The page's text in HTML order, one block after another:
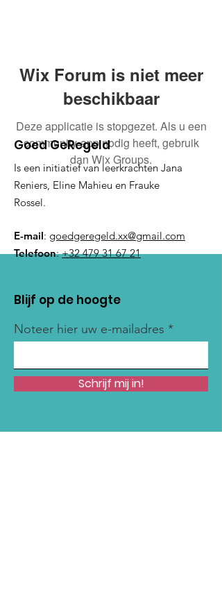
Wix Forum is niet meer
beschikbaar
Deze applicatie is stopgezet. Als u een
community-app nodig heeft, gebruik
dan Wix Groups.
Goed GeRegeld
Is een initiatief van leerkrachten Jana
Reniers, Eline Mahieu en Frauke
Rossel.
E-mail: goedgeregeld.xx@gmail.com
Telefoon:+32 479 31 67 21
Blijf op de hoogte
Noteer hier uw e-mailadres
Schrijf mij in!